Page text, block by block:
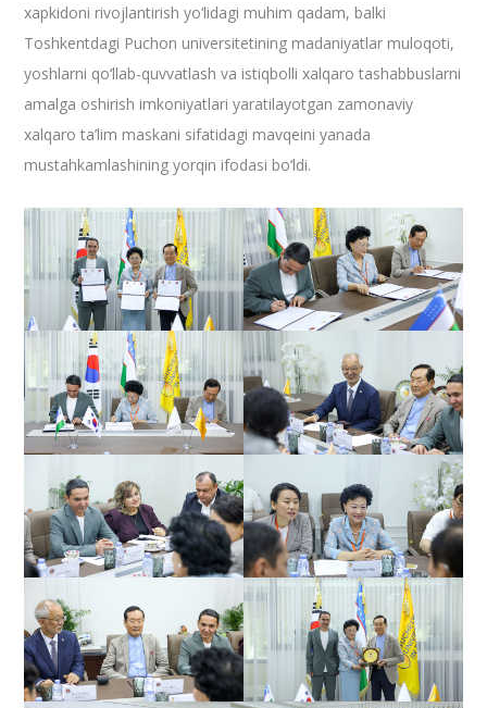
xapkidoni rivojlantirish yo‘lidagi muhim qadam, balki
Toshkentdagi Puchon universitetining madaniyatlar muloqoti,
yoshlarni qo‘llab-quvvatlash va istiqbolli xalqaro tashabbuslarni
amalga oshirish imkoniyatlari yaratilayotgan zamonaviy
xalqaro ta’lim maskani sifatidagi mavqeini yanada
mustahkamlashining yorqin ifodasi bo‘ldi.